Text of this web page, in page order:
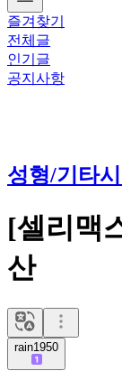
즐겨찾기
전체글
인기글
공지사항
성형/기타
[셀리맥
산
rain1950